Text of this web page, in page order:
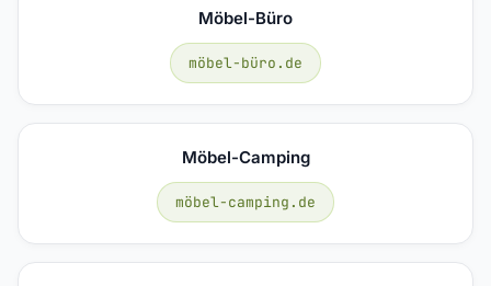
Möbel-Büro
möbel-büro.de
Möbel-Camping
möbel-camping.de